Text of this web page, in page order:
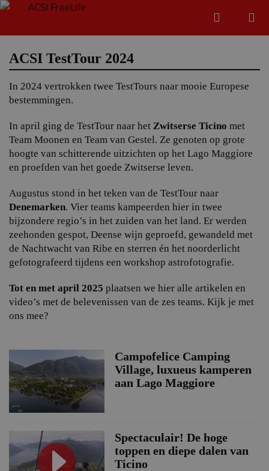
Zoeken
ACSI TestTour 2024
In 2024 vertrokken twee TestTours naar mooie Europese
bestemmingen.
In april ging de TestTour naar het Zwitserse Ticino met
Team Moonen en Team van Gestel. Ze genoten op grote
hoogte van schitterende uitzichten op het Lago Maggiore
en proefden van het goede Zwitserse leven.
Augustus stond in het teken van de TestTour naar
Denemarken. Vier teams kampeerden hier in twee
bijzondere regio’s in het zuiden van het land. Er werden
zeehonden gespot, Deense wijn geproefd, gewandeld met
de Nachtwacht van Ribe en sterren én het noorderlicht
gefotografeerd tijdens een workshop astrofotografie.
Tot en met april 2025 plaatsen we hier alle artikelen en
video’s met de belevenissen van de zes teams. Kijk je met
ons mee?
Campofelice Camping
Village, luxueus kamperen
aan Lago Maggiore
Spectaculair! De hoge
toppen en diepe dalen van
Ticino